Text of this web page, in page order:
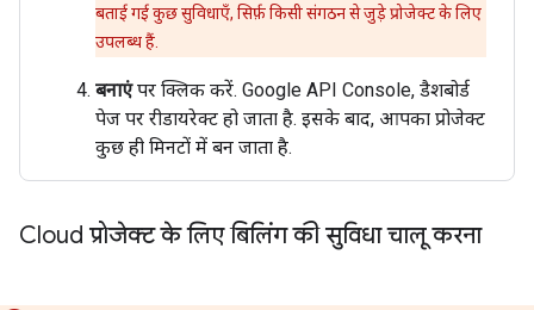
बताई गई कुछ सुविधाएँ, सिर्फ़ किसी संगठन से जुड़े प्रोजेक्ट के लिए
उपलब्ध हैं.
बनाएंपर क्लिक करें. Google API Console, डैशबोर्ड
पेज पर रीडायरेक्ट हो जाता है. इसके बाद, आपका प्रोजेक्ट
कुछ ही मिनटों में बन जाता है.
Cloud प्रोजेक्ट के लिए बिलिंग की सुविधा चालू करना